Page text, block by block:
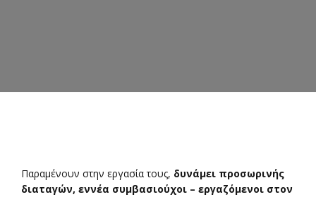
Παραμένουν στην εργασία τους, δυνάμει προσωρινής
διαταγών, εννέα συμβασιούχοι – εργαζόμενοι στον